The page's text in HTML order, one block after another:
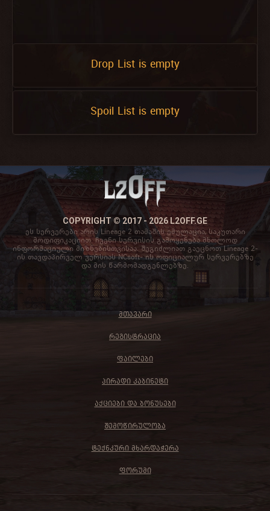
Drop List is empty
Spoil List is empty
COPYRIGHT © 2017 - 2026 L2OFF.GE
ეს სერვერები არის Lineage 2 თამაშის ემულაცია, საკუთარი
მოდიფიკაციით. ჩვენი სერვისის გამოყენება მხოლოდ
ინფორმაციული მიზნებისთვისაა. შეგიძლიათ გაეცნოთ Lineage 2-
ის თავდაპირველ ვერსიას NCsoft- ის ოფიციალურ სერვერებზე
და მის წარმომადგენლებზე.
ᲛᲗᲐᲕᲐᲠᲘ
ᲠᲔᲒᲘᲡᲢᲠᲐᲪᲘᲐ
ᲤᲐᲘᲚᲔᲑᲘ
ᲞᲘᲠᲐᲓᲘ ᲙᲐᲑᲘᲜᲔᲢᲘ
ᲐᲥᲪᲘᲔᲑᲘ ᲓᲐ ᲑᲝᲜᲣᲡᲔᲑᲘ
ᲨᲔᲛᲝᲬᲘᲠᲣᲚᲝᲑᲐ
ᲢᲔᲥᲜᲙᲣᲠᲘ ᲛᲮᲐᲠᲓᲐᲭᲔᲠᲐ
ᲤᲝᲠᲣᲛᲘ